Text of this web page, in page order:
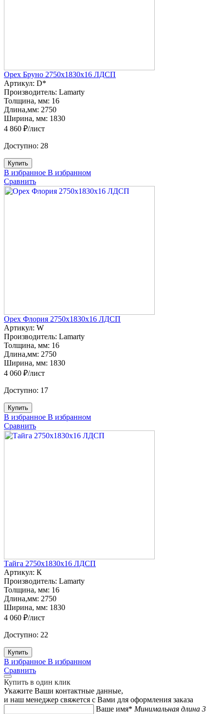
Орех Бруно 2750х1830х16 ЛДСП
Артикул: D*
Производитель: Lamarty
Толщина, мм: 16
Длина,мм: 2750
Ширина, мм: 1830
4 860 ₽/лист
Доступно: 28
Купить
В избранное В избранном
Сравнить
Орех Флория 2750х1830х16 ЛДСП
Артикул: W
Производитель: Lamarty
Толщина, мм: 16
Длина,мм: 2750
Ширина, мм: 1830
4 060 ₽/лист
Доступно: 17
Купить
В избранное В избранном
Сравнить
Тайга 2750х1830х16 ЛДСП
Артикул: К
Производитель: Lamarty
Толщина, мм: 16
Длина,мм: 2750
Ширина, мм: 1830
4 060 ₽/лист
Доступно: 22
Купить
В избранное В избранном
Сравнить
Купить в один клик
Укажите Ваши контактные данные,
и наш менеджер свяжется с Вами для оформления заказа
Ваше имя* Минимальная длина 3